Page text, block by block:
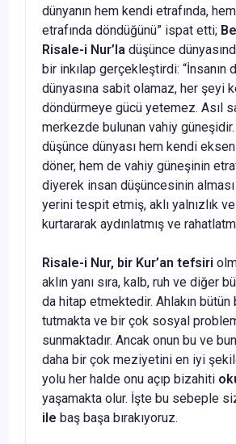
dünyanın hem kendi etrafında,
etrafında döndüğünü” ispat etti;
Risale-i Nur’la düşünce
bir inkılap gerçekleştirdi: “İnsanın
dünyasına sabit olamaz, her şeyi
döndürmeye gücü yetemez. Asıl
merkezde bulunan vahiy güneşidir.
düşünce dünyası hem kendi
döner, hem de vahiy güneşinin
diyerek insan düşüncesinin
yerini tespit etmiş, aklı yalnızlık
kurtararak aydınlatmış ve
Risale-i Nur, bir Kur’an tefsiri
aklın yanı sıra, kalb, ruh ve diğer
da hitap etmektedir. Ahlakın bütün
tutmakta ve bir çok sosyal
sunmaktadır. Ancak onun bu ve
daha bir çok meziyetini en iyi
yolu her halde onu açıp bizahiti
yaşamakta olur. İşte bu sebeple
ile baş başa bırakıyoruz.